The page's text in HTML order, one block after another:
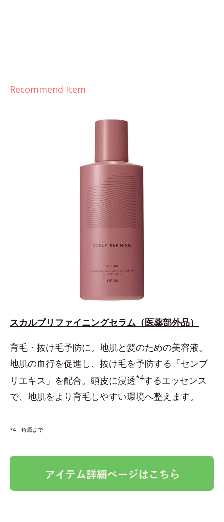
Recommend Item
スカルプリファイニングセラム（医薬部外品）
育毛・抜け毛予防に。地肌と髪のための美容液。
地肌の血行を促進し、抜け毛を予防する「センブ
リエキス」を配合。頭皮に浸透*4するエッセンス
で、地肌をより育毛しやすい環境へ整えます。
*4 角層まで